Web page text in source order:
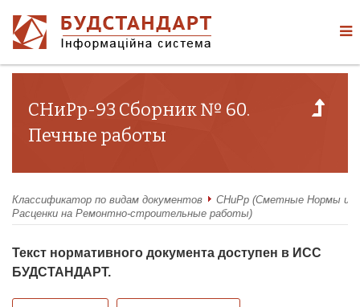
СНиРр-93 Сборник № 60.
Печные работы
Классификатор по видам документов
СНиРр (Сметные Нормы и
Расценки на Ремонтно-строительные работы)
Текст нормативного документа доступен в ИСС
БУДСТАНДАРТ.